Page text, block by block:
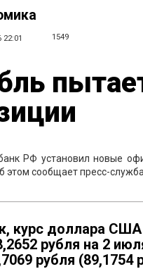
22:01 1549
РФ установил новые
этом сообщает пресс-
курс доллара США
рубля на 2
рубля (89,1754